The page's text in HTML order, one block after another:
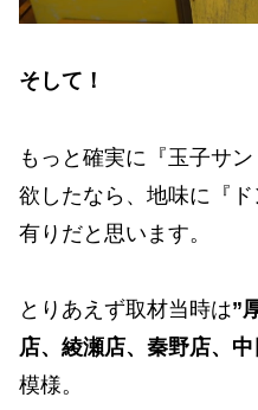
そして！
もっと確実に『玉子サ
欲したなら、地味に『
有りだと思います。
とりあえず取材当時は”
店、綾瀬店、秦野店、中
模様。